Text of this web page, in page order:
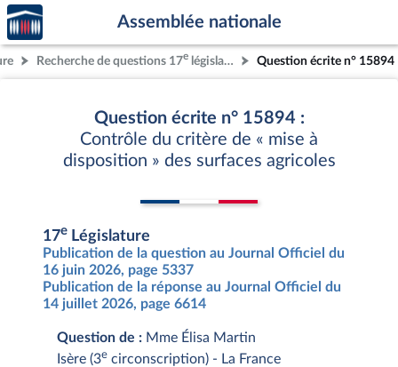
Aller au contenu
Aller en bas de la page
Accèder
à la
page
d'accueil
Assemblée nationale
Recherche de questions 17e législature Question écrite n° 15894
Question écrite n° 15894 :
Contrôle du critère de « mise à
disposition » des surfaces agricoles
17e Législature
Publication de la question au Journal Officiel du
16 juin 2026, page 5337
Publication de la réponse au Journal Officiel du
14 juillet 2026, page 6614
Question de : Mme Élisa Martin
Isère (3e circonscription) - La France